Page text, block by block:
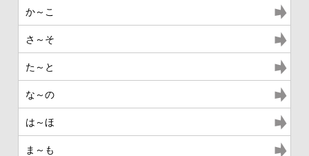
か～こ
さ～そ
た～と
な～の
は～ほ
ま～も